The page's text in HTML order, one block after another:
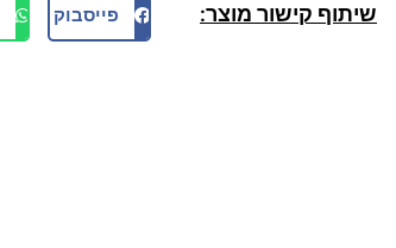
שיתוף קישור מוצר: פייסבוק